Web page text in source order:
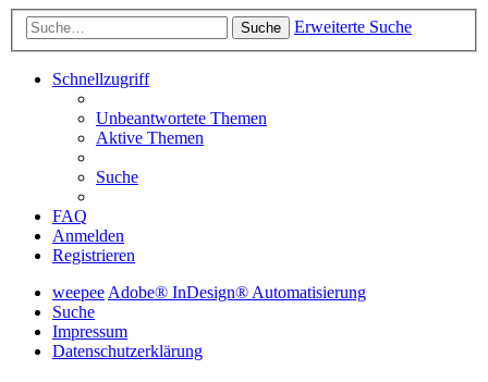
Suche Erweiterte Suche
Schnellzugriff
Unbeantwortete Themen
Aktive Themen
Suche
FAQ
Anmelden
Registrieren
weepeeAdobe® InDesign® Automatisierung
Suche
Impressum
Datenschutzerklärung